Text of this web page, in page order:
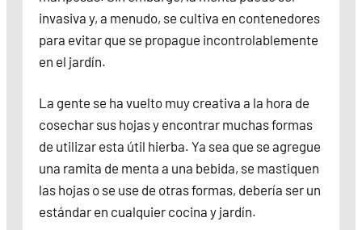
invasiva y, a menudo, se cultiva en contenedores
para evitar que se propague incontrolablemente
en el jardín.
La gente se ha vuelto muy creativa a la hora de
cosechar sus hojas y encontrar muchas formas
de utilizar esta útil hierba. Ya sea que se agregue
una ramita de menta a una bebida, se mastiquen
las hojas o se use de otras formas, debería ser un
estándar en cualquier cocina y jardín.